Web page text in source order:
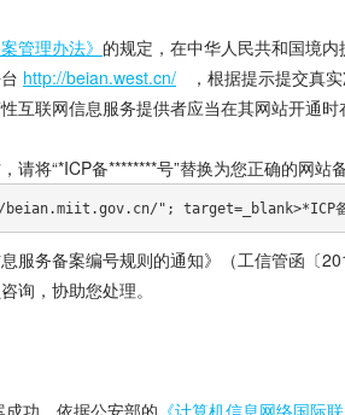
管理办法》 的规定，在中华人民共和国境
http://beian.west.cn/ ，根据提示提交真实
互联网信息服务提供者应当在其网站开通
将“*ICP备********号”替换为您正确的网站备
"; target=_blank>*ICP
服务备案编号规则的通知》（工信管函〔
询，协助您处理。
功，依据公安部的 《计算机信息网络国际